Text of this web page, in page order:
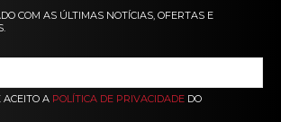
COM AS ÚLTIMAS NOTÍCIAS, OFERTAS E
ACEITO A POLÍTICA DE PRIVACIDADE DO